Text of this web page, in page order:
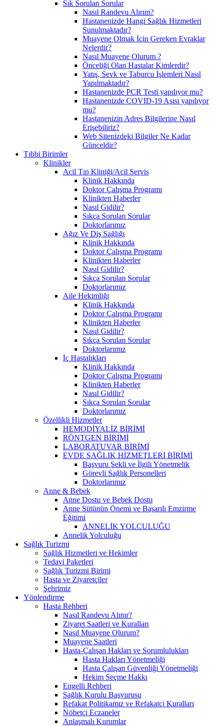
Sık Sorulan Sorular
Nasıl Randevu Alırım?
Hastanenizde Hangi Sağlık Hizmetleri
Sunulmaktadır?
Muayene Olmak İçin Gereken Evraklar
Nelerdir?
Nasıl Muayene Olurum ?
Önceliği Olan Hastalar Kimlerdir?
Yatış, Sevk ve Taburcu İşlemleri Nasıl
Yapılmaktadır?
Hastanenizde PCR Testi yapılıyor mu?
Hastanenizde COVID-19 Aşısı yapılıyor
mu?
Hastanenizin Adres Bilgilerine Nasıl
Erişebiliriz?
Web Sitenizdeki Bilgiler Ne Kadar
Günceldir?
Tıbbi Birimler
Klinikler
Acil Tıp Kliniği/Acil Servis
Klinik Hakkında
Doktor Çalışma Programı
Klinikten Haberler
Nasıl Gidilir?
Sıkça Sorulan Sorular
Doktorlarımız
Ağız Ve Diş Sağlığı
Klinik Hakkında
Doktor Çalışma Programı
Klinikten Haberler
Nasıl Gidilir?
Sıkça Sorulan Sorular
Doktorlarımız
Aile Hekimliği
Klinik Hakkında
Doktor Çalışma Programı
Klinikten Haberler
Nasıl Gidilir?
Sıkça Sorulan Sorular
Doktorlarımız
İç Hastalıkları
Klinik Hakkında
Doktor Çalışma Programı
Klinikten Haberler
Nasıl Gidilir?
Sıkça Sorulan Sorular
Doktorlarımız
Özellikli Hizmetler
HEMODİYALİZ BİRİMİ
RÖNTGEN BİRİMİ
LABORATUVAR BİRİMİ
EVDE SAĞLIK HİZMETLERİ BİRİMİ
Başvuru Şekli ve İlgili Yönetmelik
Görevli Sağlık Personelleri
Doktorlarımız
Anne & Bebek
Anne Dostu ve Bebek Dostu
Anne Sütünün Önemi ve Başarılı Emzirme
Eğitimi
ANNELİK YOLCULUĞU
Annelik Yolculuğu
Sağlık Turizmi
Sağlık Hizmetleri ve Hekimler
Tedavi Paketleri
Sağlık Turizmi Birimi
Hasta ve Ziyaretçiler
Şehrimiz
Yönlendirme
Hasta Rehberi
Nasıl Randevu Alınır?
Ziyaret Saatleri ve Kuralları
Nasıl Muayene Olurum?
Muayene Saatleri
Hasta-Çalışan Hakları ve Sorumlulukları
Hasta Hakları Yönetmeliği
Hasta Çalışan Güvenliği Yönetmeliği
Hekim Seçme Hakkı
Engelli Rehberi
Sağlık Kurulu Başvurusu
Refakat Politikamız ve Refakatçi Kuralları
Nöbetçi Eczaneler
Anlaşmalı Kurumlar